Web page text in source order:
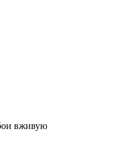
вживую